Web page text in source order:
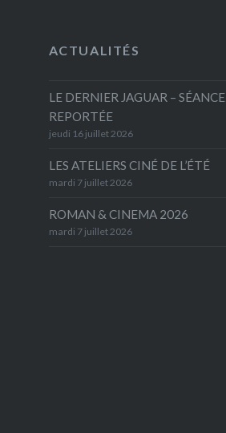
ACTUALITÉS
LE DERNIER JAGUAR – SÉANCE
REPORTÉE
jeudi 16 juillet 2026
LES ATELIERS CINÉ DE L’ÉTÉ
mardi 7 juillet 2026
ROMAN & CINEMA 2026
mardi 7 juillet 2026